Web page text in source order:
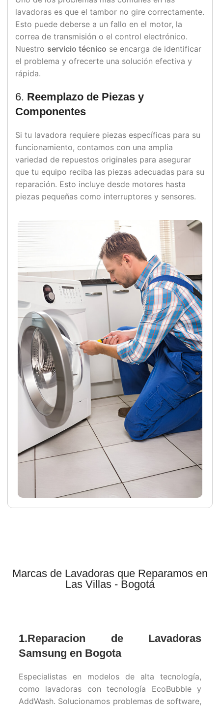
lavadoras es que el tambor no gire correctamente.
Esto puede deberse a un fallo en el motor, la
correa de transmisión o el control electrónico.
Nuestro servicio técnico se encarga de identificar
el problema y ofrecerte una solución efectiva y
rápida.
6. Reemplazo de Piezas y
Componentes
Si tu lavadora requiere piezas específicas para su
funcionamiento, contamos con una amplia
variedad de repuestos originales para asegurar
que tu equipo reciba las piezas adecuadas para su
reparación. Esto incluye desde motores hasta
piezas pequeñas como interruptores y sensores.
Marcas de Lavadoras que Reparamos en
Las Villas - Bogotá
1.Reparacion de Lavadoras
Samsung en Bogota
Especialistas en modelos de alta tecnología,
como lavadoras con tecnología EcoBubble y
AddWash. Solucionamos problemas de software,